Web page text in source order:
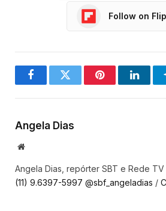
Follow on
FacebookTwitter Pinterest
Angela Dias
Website
Angela Dias, repórter SBT e Rede
(11) 9.6397-5997 @sbf_angeladias /